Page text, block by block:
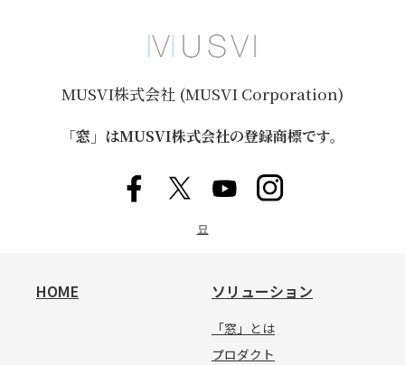
MUSVI株式会社 (MUSVI Corporation)
「窓」はMUSVI株式会社の登録商標です。
묘
HOME ソリューション
「窓」とは
プロダクト